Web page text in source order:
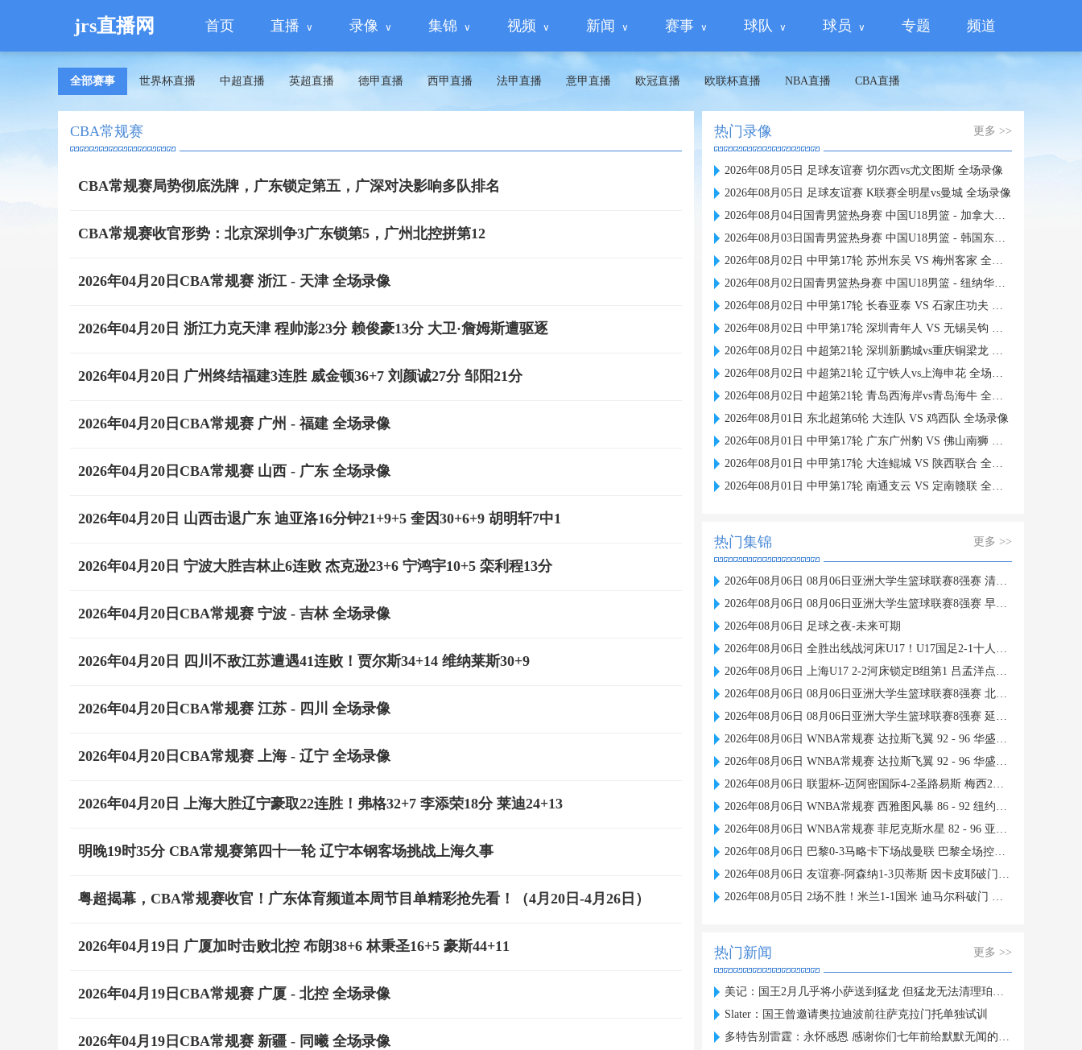
jrs直播网 首页 直播 录像 集锦 视频 新闻 赛事 球队 球员 专题 频道
全部赛事 世界杯直播 中超直播 英超直播 德甲直播 西甲直播 法甲直播 意甲直播 欧冠直播 欧联杯直播 NBA直播 CBA直播
CBA常规赛
CBA常规赛局势彻底洗牌，广东锁定第五，广深对决影响多队排名
CBA常规赛收官形势：北京深圳争3广东锁第5，广州北控拼第12
2026年04月20日CBA常规赛 浙江 - 天津 全场录像
2026年04月20日 浙江力克天津 程帅澎23分 赖俊豪13分 大卫·詹姆斯遭驱逐
2026年04月20日 广州终结福建3连胜 威金顿36+7 刘颜诚27分 邹阳21分
2026年04月20日CBA常规赛 广州 - 福建 全场录像
2026年04月20日CBA常规赛 山西 - 广东 全场录像
2026年04月20日 山西击退广东 迪亚洛16分钟21+9+5 奎因30+6+9 胡明轩7中1
2026年04月20日 宁波大胜吉林止6连败 杰克逊23+6 宁鸿宇10+5 栾利程13分
2026年04月20日CBA常规赛 宁波 - 吉林 全场录像
2026年04月20日 四川不敌江苏遭遇41连败！贾尔斯34+14 维纳莱斯30+9
2026年04月20日CBA常规赛 江苏 - 四川 全场录像
2026年04月20日CBA常规赛 上海 - 辽宁 全场录像
2026年04月20日 上海大胜辽宁豪取22连胜！弗格32+7 李添荣18分 莱迪24+13
明晚19时35分 CBA常规赛第四十一轮 辽宁本钢客场挑战上海久事
粤超揭幕，CBA常规赛收官！广东体育频道本周节目单精彩抢先看！（4月20日-4月26日）
2026年04月19日 广厦加时击败北控 布朗38+6 林秉圣16+5 豪斯44+11
2026年04月19日CBA常规赛 广厦 - 北控 全场录像
2026年04月19日CBA常规赛 新疆 - 同曦 全场录像
热门录像 更多 >>
2026年08月05日 足球友谊赛 切尔西vs尤文图斯 全场录像
2026年08月05日 足球友谊赛 K联赛全明星vs曼城 全场录像
2026年08月04日国青男篮热身赛 中国U18男篮 - 加拿大大卫·安篮球学院 全场录像
2026年08月03日国青男篮热身赛 中国U18男篮 - 韩国东国大学 全场录像
2026年08月02日 中甲第17轮 苏州东吴 VS 梅州客家 全场录像
2026年08月02日国青男篮热身赛 中国U18男篮 - 纽纳华丁闪电队 全场录像
2026年08月02日 中甲第17轮 长春亚泰 VS 石家庄功夫 全场录像
2026年08月02日 中甲第17轮 深圳青年人 VS 无锡吴钩 全场录像
2026年08月02日 中超第21轮 深圳新鹏城vs重庆铜梁龙 全场录像
2026年08月02日 中超第21轮 辽宁铁人vs上海申花 全场录像
2026年08月02日 中超第21轮 青岛西海岸vs青岛海牛 全场录像
2026年08月01日 东北超第6轮 大连队 VS 鸡西队 全场录像
2026年08月01日 中甲第17轮 广东广州豹 VS 佛山南狮 全场录像
2026年08月01日 中甲第17轮 大连鲲城 VS 陕西联合 全场录像
2026年08月01日 中甲第17轮 南通支云 VS 定南赣联 全场录像
热门集锦 更多 >>
2026年08月06日 08月06日亚洲大学生篮球联赛8强赛 清华大学 85 - 81 菲律宾大学 集锦
2026年08月06日 08月06日亚洲大学生篮球联赛8强赛 早稻田大学 78 - 71 高丽大学 集锦
2026年08月06日 足球之夜-未来可期
2026年08月06日 全胜出线战河床U17！U17国足2-1十人药厂U17 赵松源登场1分钟传射
2026年08月06日 上海U17 2-2河床锁定B组第1 吕孟洋点射阿布力米破门 将战A组第2
2026年08月06日 08月06日亚洲大学生篮球联赛8强赛 北京大学 77 - 79 上海交通大学 集锦
2026年08月06日 08月06日亚洲大学生篮球联赛8强赛 延世大学 67 - 72 政治大学 集锦
2026年08月06日 WNBA常规赛 达拉斯飞翼 92 - 96 华盛顿神秘人 全场集锦
2026年08月06日 WNBA常规赛 达拉斯飞翼 92 - 96 华盛顿神秘人 全场集锦
2026年08月06日 联盟杯-迈阿密国际4-2圣路易斯 梅西2射1传 阿伦助攻戴帽
2026年08月06日 WNBA常规赛 西雅图风暴 86 - 92 纽约自由人 全场集锦
2026年08月06日 WNBA常规赛 菲尼克斯水星 82 - 96 亚特兰大梦想 全场集锦
2026年08月06日 巴黎0-3马略卡下场战曼联 巴黎全场控球近6成+8射3正未果
2026年08月06日 友谊赛-阿森纳1-3贝蒂斯 因卡皮耶破门难救主 福纳尔斯1射2传
2026年08月05日 2场不胜！米兰1-1国米 迪马尔科破门 恩昆库造点+点射拉莫斯登场
热门新闻 更多 >>
美记：国王2月几乎将小萨送到猛龙 但猛龙无法清理珀尔特尔而告吹
Slater：国王曾邀请奥拉迪波前往萨克拉门托单独试训
多特告别雷霆：永怀感恩 感谢你们七年前给默默无闻的我一次机会